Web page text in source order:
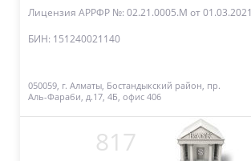
Лицензия АРРФР №: 02.21.0005.М от 01.03.2021
БИН: 151240021140
050059, г. Алматы, Бостандыкский район, пр.
Аль-Фараби, д.17, 4Б, офис 406
817